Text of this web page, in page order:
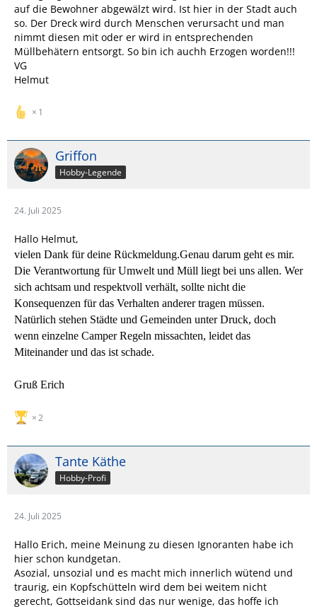
auf die Bewohner abgewälzt wird. Ist hier in der Stadt auch
so. Der Dreck wird durch Menschen verursacht und man
nimmt diesen mit oder er wird in entsprechenden
Müllbehätern entsorgt. So bin ich auchh Erzogen worden!!!
VG
Helmut
1
Griffon
Hobby-Legende
24. Juli 2025
Hallo Helmut,
vielen Dank für deine Rückmeldung.Genau darum geht es mir.
Die Verantwortung für Umwelt und Müll liegt bei uns allen. Wer
sich achtsam und respektvoll verhält, sollte nicht die
Konsequenzen für das Verhalten anderer tragen müssen.
Natürlich stehen Städte und Gemeinden unter Druck, doch
wenn einzelne Camper Regeln missachten, leidet das
Miteinander und das ist schade.
Gruß Erich
2
Tante Käthe
Hobby-Profi
24. Juli 2025
Hallo Erich, meine Meinung zu diesen Ignoranten habe ich
hier schon kundgetan.
Asozial, unsozial und es macht mich innerlich wütend und
traurig, ein Kopfschütteln wird dem bei weitem nicht
gerecht, Gottseidank sind das nur wenige, das hoffe ich